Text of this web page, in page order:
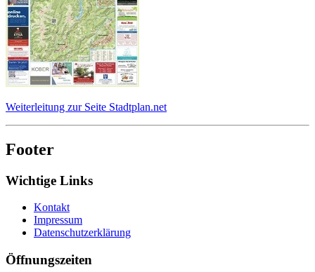
Weiterleitung zur Seite Stadtplan.net
Footer
Wichtige Links
Kontakt
Impressum
Datenschutzerklärung
Öffnungszeiten